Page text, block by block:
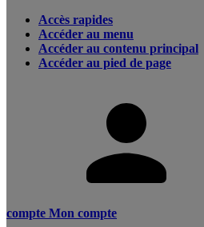
Accès rapides
Accéder au menu
Accéder au contenu principal
Accéder au pied de page
compte Mon compte